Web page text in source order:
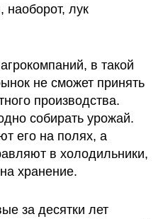
наоборот, лук
в такой
не сможет принять
производства.
собирать урожай.
его на полях, а
в холодильники,
хранение.
за десятки лет